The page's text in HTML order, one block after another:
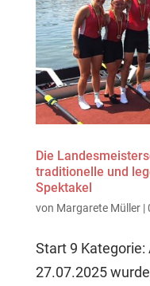
Die
traditionelle und
Spektakel
von Margarete Müller|
Start 9
27.07.2025